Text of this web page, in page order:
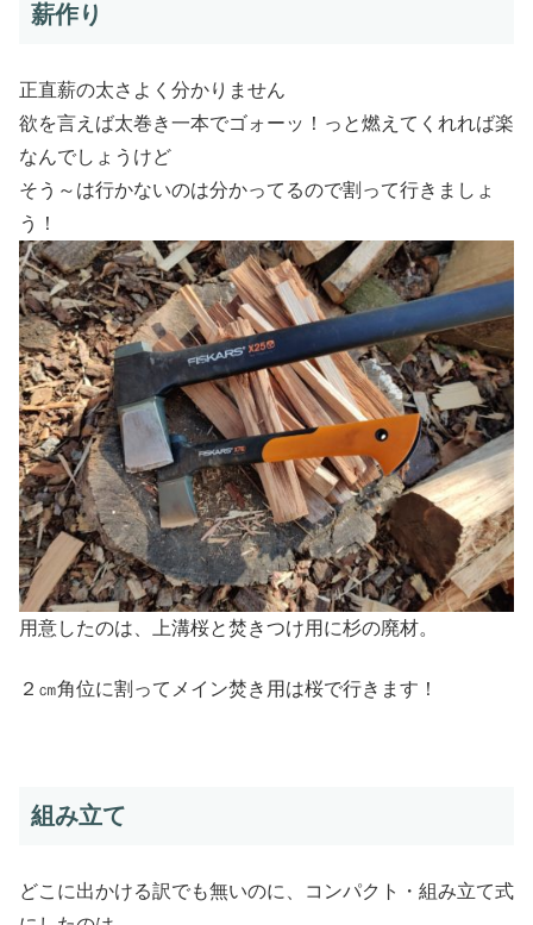
薪作り
正直薪の太さよく分かりません
欲を言えば太巻き一本でゴォーッ！っと燃えてくれれば楽
なんでしょうけど
そう～は行かないのは分かってるので割って行きましょ
う！
用意したのは、上溝桜と焚きつけ用に杉の廃材。
２㎝角位に割ってメイン焚き用は桜で行きます！
組み立て
どこに出かける訳でも無いのに、コンパクト・組み立て式